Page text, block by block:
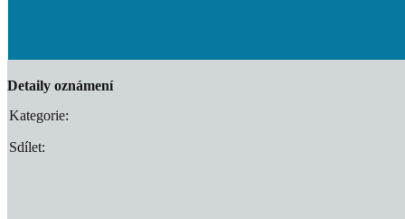
Detaily oznámení
Kategorie:
Sdílet: